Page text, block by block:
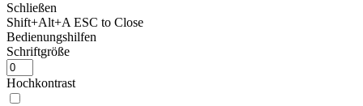
Schließen
Shift+Alt+A ESC to Close
Bedienungshilfen
Schriftgröße
Hochkontrast